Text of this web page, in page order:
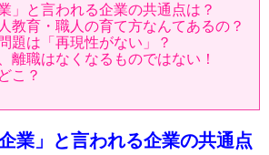
」と言われる企業の共通点は？
教育・職人の育て方なんてあるの？
題は「再現性がない」？
離職はなくなるものではない！
こ？
業」と言われる企業の共通点